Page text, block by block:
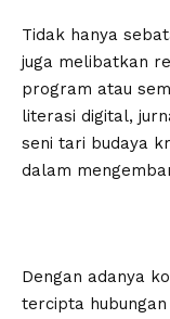
Tidak hanya
juga melibatkan
program atau
literasi digital,
seni tari budaya
dalam
Dengan adanya
tercipta